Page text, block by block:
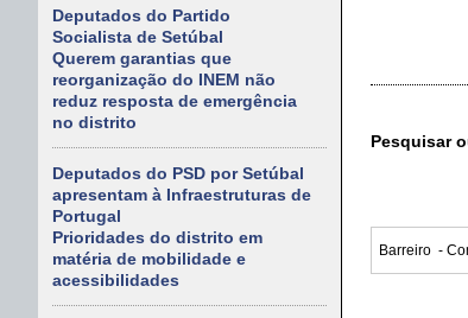
Deputados do Partido
Socialista de Setúbal
Querem garantias que
reorganização do INEM não
reduz resposta de emergência
no distrito
Deputados do PSD por Setúbal
apresentam à Infraestruturas de
Portugal
Prioridades do distrito em
matéria de mobilidade e
acessibilidades
Pesquisar